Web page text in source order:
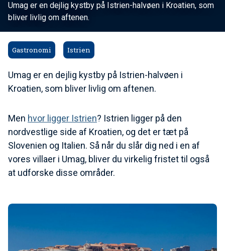
Umag er en dejlig kystby på Istrien-halvøen i Kroatien, som
bliver livlig om aftenen.
Gastronomi Istrien
Umag er en dejlig kystby på Istrien-halvøen i
Kroatien, som bliver livlig om aftenen.
Men hvor ligger Istrien? Istrien ligger på den
nordvestlige side af Kroatien, og det er tæt på
Slovenien og Italien. Så når du slår dig ned i en af
vores villaer i Umag, bliver du virkelig fristet til også
at udforske disse områder.